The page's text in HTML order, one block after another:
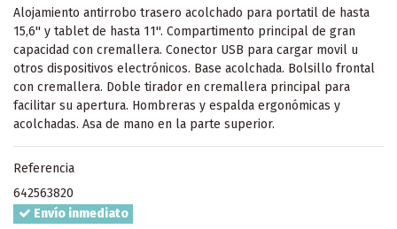
Alojamiento antirrobo trasero acolchado para portatil de hasta
15,6'' y tablet de hasta 11''. Compartimento principal de gran
capacidad con cremallera. Conector USB para cargar movil u
otros dispositivos electrónicos. Base acolchada. Bolsillo frontal
con cremallera. Doble tirador en cremallera principal para
facilitar su apertura. Hombreras y espalda ergonómicas y
acolchadas. Asa de mano en la parte superior.
Referencia
642563820
Envío inmediato